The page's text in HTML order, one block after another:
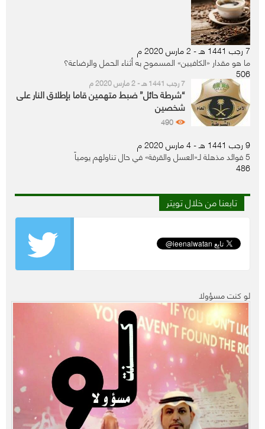
7 رجب 1441 هـ - 2 مارس 2020 م
ما هو مقدار «الكافيين» المسموح به أثناء الحمل والرضاعة؟
506
7 رجب 1441 هـ - 2 مارس 2020 م
“شرطة حائل” ضبط متهمين قاما بإطلاق النار على
شخصين
490
9 رجب 1441 هـ - 4 مارس 2020 م
5 فوائد مذهلة لـ«العسل والقرفة» في حال تناولهم يومياً
486
تابعنا من خلال تويتر
لو كنت مسؤولا